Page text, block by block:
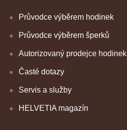
Průvodce výběrem hodinek
Průvodce výběrem šperků
Autorizovaný prodejce hodinek
Časté dotazy
Servis a služby
HELVETIA magazín